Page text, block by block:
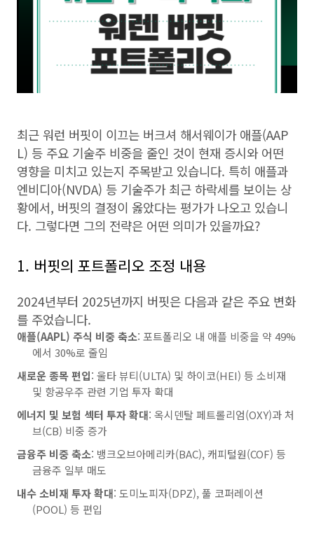
최근 워런 버핏이 이끄는 버크셔 해서웨이가 애플(AAP
L) 등 주요 기술주 비중을 줄인 것이 현재 증시와 어떤
영향을 미치고 있는지 주목받고 있습니다. 특히 애플과
엔비디아(NVDA) 등 기술주가 최근 하락세를 보이는 상
황에서, 버핏의 결정이 옳았다는 평가가 나오고 있습니
다. 그렇다면 그의 전략은 어떤 의미가 있을까요?
1. 버핏의 포트폴리오 조정 내용
2024년부터 2025년까지 버핏은 다음과 같은 주요 변화
를 주었습니다.
애플(AAPL) 주식 비중 축소: 포트폴리오 내 애플 비중을 약 49%
에서 30%로 줄임
새로운 종목 편입: 울타 뷰티(ULTA) 및 하이코(HEI) 등 소비재
및 항공우주 관련 기업 투자 확대
에너지 및 보험 섹터 투자 확대: 옥시덴탈 페트롤리엄(OXY)과 처
브(CB) 비중 증가
금융주 비중 축소: 뱅크오브아메리카(BAC), 캐피털원(COF) 등
금융주 일부 매도
내수 소비재 투자 확대: 도미노피자(DPZ), 풀 코퍼레이션
(POOL) 등 편입